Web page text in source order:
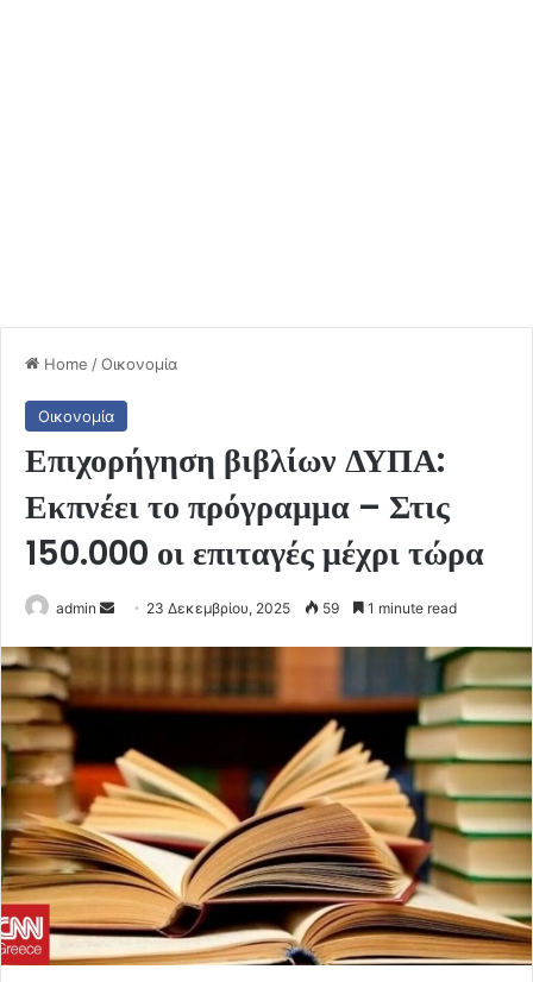
Home /Οικονομία
Οικονομία
Επιχορήγηση βιβλίων ΔΥΠΑ:
Εκπνέει το πρόγραμμα – Στις
150.000 οι επιταγές μέχρι τώρα
admin
Send 23 Δεκεμβρίου, 2025 59 1 minute read